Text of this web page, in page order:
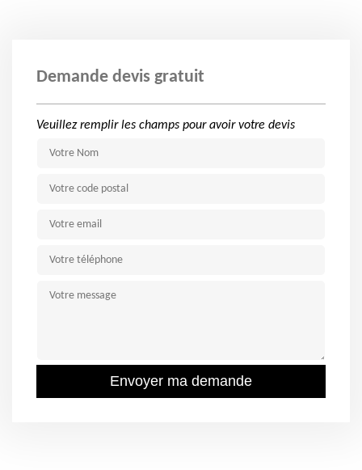
Demande devis gratuit
Veuillez remplir les champs pour avoir votre devis